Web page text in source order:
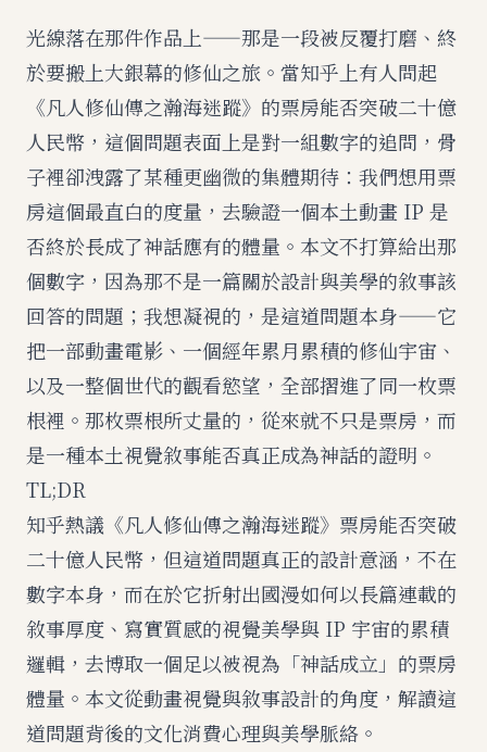
光線落在那件作品上——那是一段被反覆打磨、終
於要搬上大銀幕的修仙之旅。當知乎上有人問起
《凡人修仙傳之瀚海迷蹤》的票房能否突破二十億
人民幣，這個問題表面上是對一組數字的追問，骨
子裡卻洩露了某種更幽微的集體期待：我們想用票
房這個最直白的度量，去驗證一個本土動畫 IP 是
否終於長成了神話應有的體量。本文不打算給出那
個數字，因為那不是一篇關於設計與美學的敘事該
回答的問題；我想凝視的，是這道問題本身——它
把一部動畫電影、一個經年累月累積的修仙宇宙、
以及一整個世代的觀看慾望，全部摺進了同一枚票
根裡。那枚票根所丈量的，從來就不只是票房，而
是一種本土視覺敘事能否真正成為神話的證明。
TL;DR
知乎熱議《凡人修仙傳之瀚海迷蹤》票房能否突破
二十億人民幣，但這道問題真正的設計意涵，不在
數字本身，而在於它折射出國漫如何以長篇連載的
敘事厚度、寫實質感的視覺美學與 IP 宇宙的累積
邏輯，去博取一個足以被視為「神話成立」的票房
體量。本文從動畫視覺與敘事設計的角度，解讀這
道問題背後的文化消費心理與美學脈絡。